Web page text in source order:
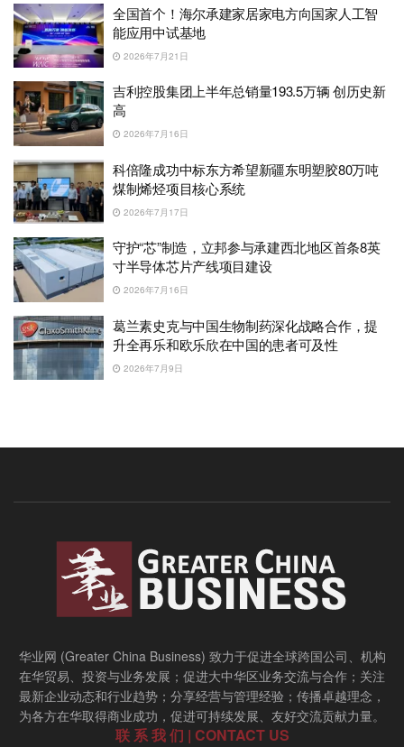
全国首个！海尔承建家居家电方向国家人工智
能应用中试基地
2026年7月21日
吉利控股集团上半年总销量193.5万辆 创历史新
高
2026年7月16日
科倍隆成功中标东方希望新疆东明塑胶80万吨
煤制烯烃项目核心系统
2026年7月17日
守护“芯”制造，立邦参与承建西北地区首条8英
寸半导体芯片产线项目建设
2026年7月16日
葛兰素史克与中国生物制药深化战略合作，提
升全再乐和欧乐欣在中国的患者可及性
2026年7月9日
华业网 (Greater China Business) 致力于促进全球跨国公司、机构
在华贸易、投资与业务发展；促进大中华区业务交流与合作；关注
最新企业动态和行业趋势；分享经营与管理经验；传播卓越理念，
为各方在华取得商业成功，促进可持续发展、友好交流贡献力量。
联 系 我 们 | CONTACT US